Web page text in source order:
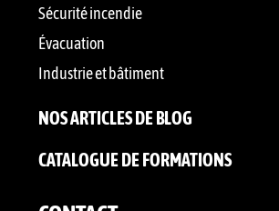
Sécurité incendie
Évacuation
Industrie et bâtiment
NOS ARTICLES DE BLOG
CATALOGUE DE FORMATIONS